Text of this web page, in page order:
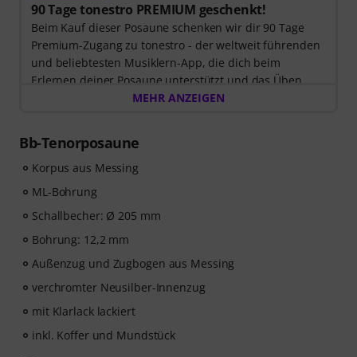
90 Tage tonestro PREMIUM geschenkt!
Beim Kauf dieser Posaune schenken wir dir 90 Tage
Premium-Zugang zu tonestro - der weltweit führenden
und beliebtesten Musiklern-App, die dich beim
Erlernen deiner Posaune unterstützt und das Üben
zum Vergnügen wird. Entdecke die Welt der Musik mit
270 zielgerichteten Übungen
Das interaktive Live-Feedback von tonestro hört dir
beim Spielen zu, analysiert jeden gespielten Ton und
gibt dir unmittelbar Rückmeldung zur Tonhöhe und
Rhythmus. Ergreife jetzt die Chance, deiner
Posaunenfähigkeiten flexibel, effektiv und mit Freude
zu entwickeln – zu jeder Zeit, an jedem Ort. Keine
automatische Verlängerung!
MEHR ANZEIGEN
Bb-Tenorposaune
Korpus aus Messing
ML-Bohrung
Schallbecher: Ø 205 mm
Bohrung: 12,2 mm
Außenzug und Zugbogen aus Messing
verchromter Neusilber-Innenzug
mit Klarlack lackiert
inkl. Koffer und Mundstück